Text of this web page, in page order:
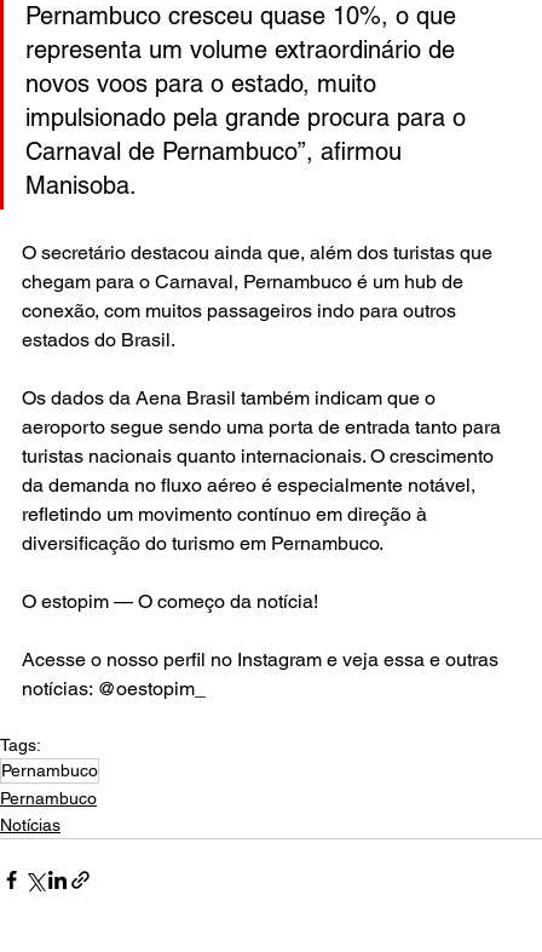
Pernambuco cresceu quase 10%, o que
representa um volume extraordinário de
novos voos para o estado, muito
impulsionado pela grande procura para o
Carnaval de Pernambuco”, afirmou
Manisoba.
O secretário destacou ainda que, além dos turistas que
chegam para o Carnaval, Pernambuco é um hub de
conexão, com muitos passageiros indo para outros
estados do Brasil.
Os dados da Aena Brasil também indicam que o
aeroporto segue sendo uma porta de entrada tanto para
turistas nacionais quanto internacionais. O crescimento
da demanda no fluxo aéreo é especialmente notável,
refletindo um movimento contínuo em direção à
diversificação do turismo em Pernambuco.
O estopim — O começo da notícia!
Acesse o nosso perfil no Instagram e veja essa e outras
notícias: @oestopim_
Tags:
Pernambuco
Pernambuco
Notícias